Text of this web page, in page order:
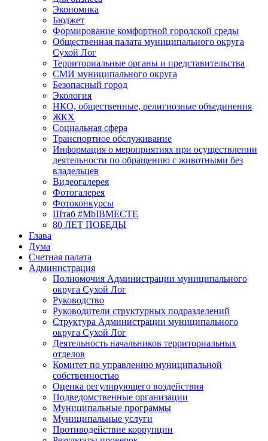
Экономика
Бюджет
Формирование комфортной городской среды
Общественная палата муниципального округа
Сухой Лог
Территориальные органы и представительства
СМИ муниципального округа
Безопасный город
Экология
НКО, общественные, религиозные объединения
ЖКХ
Социальная сфера
Транспортное обслуживание
Информация о мероприятиях при осуществлении
деятельности по обращению с животными без
владельцев
Видеогалерея
Фотогалерея
Фотоконкурсы
Штаб #MbIBMECTE
80 ЛЕТ ПОБЕДЫ
Глава
Дума
Счетная палата
Администрация
Полномочия Администрации муниципального
округа Сухой Лог
Руководство
Руководители структурных подразделений
Структура Администрации муниципального
округа Сухой Лог
Деятельность начальников территориальных
отделов
Комитет по управлению муниципальной
собственностью
Оценка регулирующего воздействия
Подведомственные организации
Муниципальные программы
Муниципальные услуги
Противодействие коррупции